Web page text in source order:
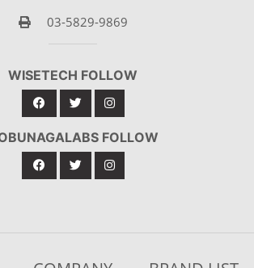
03-5829-9869
WISETECH FOLLOW
FOLLOW